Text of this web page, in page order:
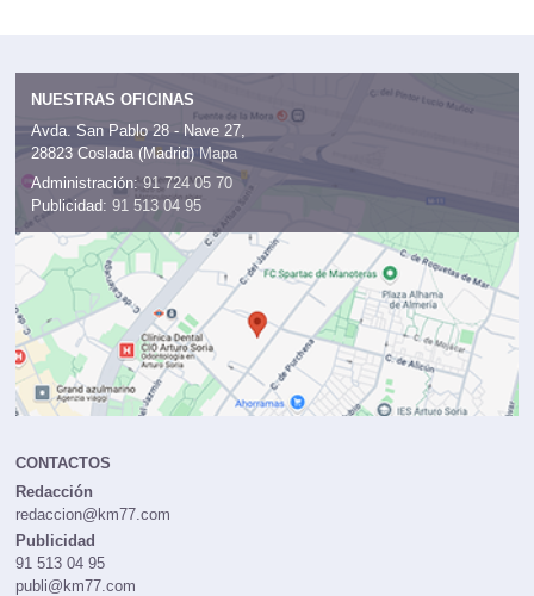
NUESTRAS OFICINAS
Avda. San Pablo 28 - Nave 27,
28823 Coslada (Madrid) Mapa
Administración: 91 724 05 70
Publicidad: 91 513 04 95
CONTACTOS
Redacción
redaccion@km77.com
Publicidad
91 513 04 95
publi@km77.com